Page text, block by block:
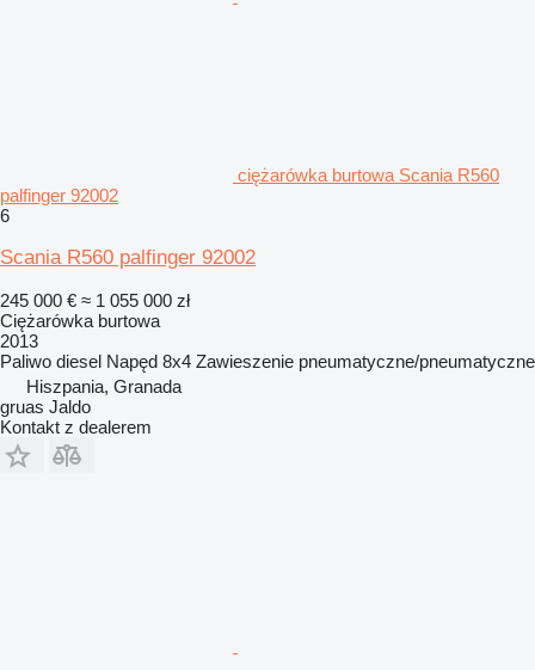
ciężarówka burtowa Scania R560
palfinger 92002
6
Scania R560 palfinger 92002
245 000 € ≈ 1 055 000 zł
Ciężarówka burtowa
2013
Paliwo diesel Napęd 8x4 Zawieszenie pneumatyczne/pneumatyczne
Hiszpania, Granada
gruas Jaldo
Kontakt z dealerem